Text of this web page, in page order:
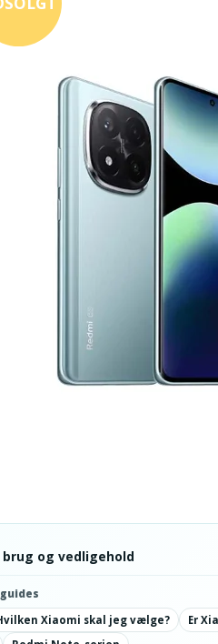
og vedligehold
Xiaomi skal jeg vælge?
Er